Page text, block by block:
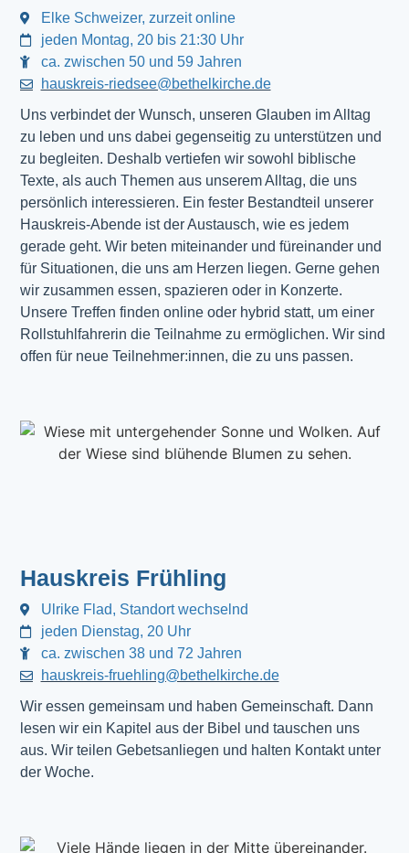
Elke Schweizer, zurzeit online
jeden Montag, 20 bis 21:30 Uhr
ca. zwischen 50 und 59 Jahren
hauskreis-riedsee@bethelkirche.de
Uns verbindet der Wunsch, unseren Glauben im Alltag
zu leben und uns dabei gegenseitig zu unterstützen und
zu begleiten. Deshalb vertiefen wir sowohl biblische
Texte, als auch Themen aus unserem Alltag, die uns
persönlich interessieren. Ein fester Bestandteil unserer
Hauskreis-Abende ist der Austausch, wie es jedem
gerade geht. Wir beten miteinander und füreinander und
für Situationen, die uns am Herzen liegen. Gerne gehen
wir zusammen essen, spazieren oder in Konzerte.
Unsere Treffen finden online oder hybrid statt, um einer
Rollstuhlfahrerin die Teilnahme zu ermöglichen. Wir sind
offen für neue Teilnehmer:innen, die zu uns passen.
Hauskreis Frühling
Ulrike Flad, Standort wechselnd
jeden Dienstag, 20 Uhr
ca. zwischen 38 und 72 Jahren
hauskreis-fruehling@bethelkirche.de
Wir essen gemeinsam und haben Gemeinschaft. Dann
lesen wir ein Kapitel aus der Bibel und tauschen uns
aus. Wir teilen Gebetsanliegen und halten Kontakt unter
der Woche.